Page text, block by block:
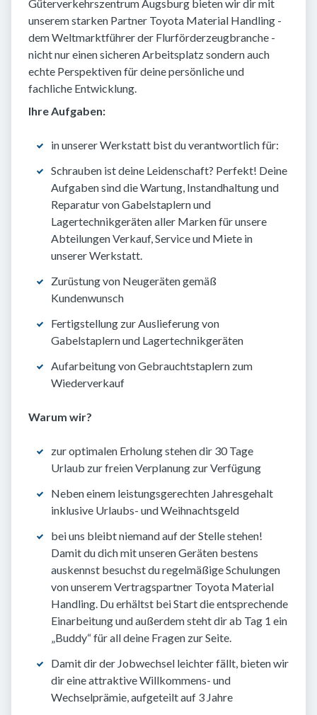
Güterverkehrszentrum Augsburg bieten wir dir mit
unserem starken Partner Toyota Material Handling -
dem Weltmarktführer der Flurförderzeugbranche -
nicht nur einen sicheren Arbeitsplatz sondern auch
echte Perspektiven für deine persönliche und
fachliche Entwicklung.
Ihre Aufgaben:
in unserer Werkstatt bist du verantwortlich für:
Schrauben ist deine Leidenschaft? Perfekt! Deine
Aufgaben sind die Wartung, Instandhaltung und
Reparatur von Gabelstaplern und
Lagertechnikgeräten aller Marken für unsere
Abteilungen Verkauf, Service und Miete in
unserer Werkstatt.
Zurüstung von Neugeräten gemäß
Kundenwunsch
Fertigstellung zur Auslieferung von
Gabelstaplern und Lagertechnikgeräten
Aufarbeitung von Gebrauchtstaplern zum
Wiederverkauf
Warum wir?
zur optimalen Erholung stehen dir 30 Tage
Urlaub zur freien Verplanung zur Verfügung
Neben einem leistungsgerechten Jahresgehalt
inklusive Urlaubs- und Weihnachtsgeld
bei uns bleibt niemand auf der Stelle stehen!
Damit du dich mit unseren Geräten bestens
auskennst besuchst du regelmäßige Schulungen
von unserem Vertragspartner Toyota Material
Handling. Du erhältst bei Start die entsprechende
Einarbeitung und außerdem steht dir ab Tag 1 ein
„Buddy“ für all deine Fragen zur Seite.
Damit dir der Jobwechsel leichter fällt, bieten wir
dir eine attraktive Willkommens- und
Wechselprämie, aufgeteilt auf 3 Jahre